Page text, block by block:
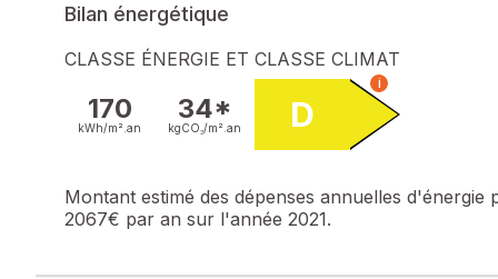
Les informations sur les risques auxquels ce bien est
Prix de vente : 185 000 €
Contactez votre conseiller SAFTI : Damien EPIROTTI,
Bilan énergétique
CLASSE ÉNERGIE ET CLASSE CLIMAT
170
kWh/m². an
34*
kgCO₂/m². an D
i
Montant estimé des dépenses annuelles d'énergie
2067€ par an sur l'année 2021.